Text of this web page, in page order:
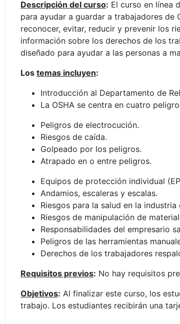
Descripción del curso: El curso en línea
para ayudar a guardar a trabajadores de
reconocer, evitar, reducir y prevenir los
información sobre los derechos de los
diseñado para ayudar a las personas a
Los temas incluyen:
Introducción al Departamento de
La OSHA se centra en cuatro
Peligros de electrocución.
Riesgos de caída.
Golpeado por los peligros.
Atrapado en o entre peligros.
Equipos de protección individual
Andamios, escaleras y escalas.
Riesgos para la salud en la
Riesgos de manipulación de
Responsabilidades del empresario
Peligros de las herramientas
Derechos de los trabajadores
Requisitos previos: No hay requisitos
Objetivos: Al finalizar este curso, los
trabajo. Los estudiantes recibirán una